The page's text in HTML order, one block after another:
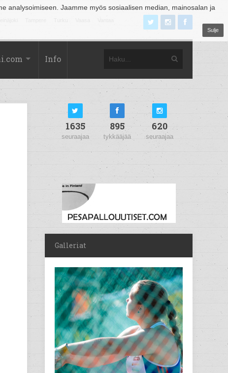
analysoimiseen. Jaamme myös sosiaalisen median, mainosalan ja
Sulje
Info
1635
seuraajaa
895
tykkääjää
620
seuraajaa
Galleriat